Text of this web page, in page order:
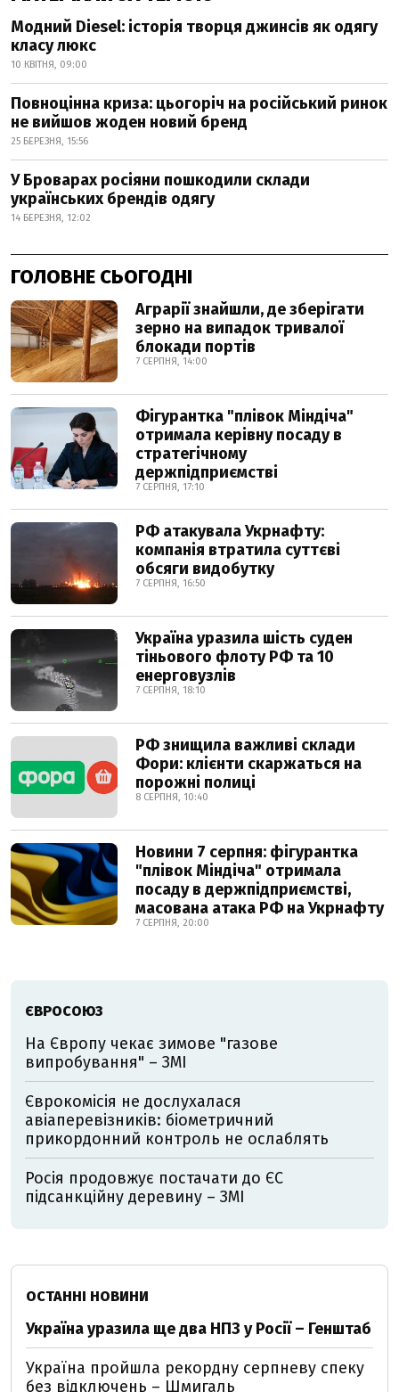
Модний Diesel: історія творця джинсів як одягу
класу люкс
10 КВІТНЯ, 09:00
Повноцінна криза: цьогоріч на російський ринок
не вийшов жоден новий бренд
25 БЕРЕЗНЯ, 15:56
У Броварах росіяни пошкодили склади
українських брендів одягу
14 БЕРЕЗНЯ, 12:02
ГОЛОВНЕ СЬОГОДНІ
Аграрії знайшли, де зберігати
зерно на випадок тривалої
блокади портів
7 СЕРПНЯ, 14:00
Фігурантка "плівок Міндіча"
отримала керівну посаду в
стратегічному
держпідприємстві
7 СЕРПНЯ, 17:10
РФ атакувала Укрнафту:
компанія втратила суттєві
обсяги видобутку
7 СЕРПНЯ, 16:50
Україна уразила шість суден
тіньового флоту РФ та 10
енерговузлів
7 СЕРПНЯ, 18:10
РФ знищила важливі склади
Фори: клієнти скаржаться на
порожні полиці
8 СЕРПНЯ, 10:40
Новини 7 серпня: фігурантка
"плівок Міндіча" отримала
посаду в держпідприємстві,
масована атака РФ на Укрнафту
7 СЕРПНЯ, 20:00
ЄВРОСОЮЗ
На Європу чекає зимове "газове
випробування" – ЗМІ
Єврокомісія не дослухалася
авіаперевізників: біометричний
прикордонний контроль не ослаблять
Росія продовжує постачати до ЄС
підсанкційну деревину – ЗМІ
ОСТАННІ НОВИНИ
Україна уразила ще два НПЗ у Росії – Генштаб
Україна пройшла рекордну серпневу спеку
без відключень – Шмигаль